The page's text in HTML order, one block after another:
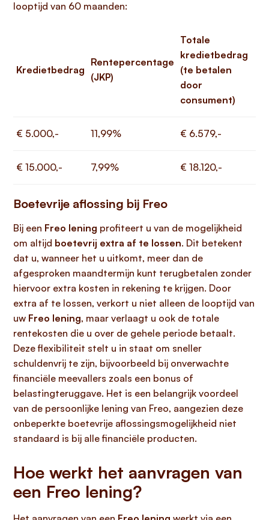
looptijd van 60 maanden:
Kredietbedrag
Rentepercentage
(JKP)
Totale
kredietbedrag
(te betalen
door
consument)
€ 5.000,- 11,99% € 6.579,-
€ 15.000,- 7,99% € 18.120,-
Boetevrije aflossing bij Freo
Bij een Freo lening profiteert u van de mogelijkheid
om altijd boetevrij extra af te lossen. Dit betekent
dat u, wanneer het u uitkomt, meer dan de
afgesproken maandtermijn kunt terugbetalen zonder
hiervoor extra kosten in rekening te krijgen. Door
extra af te lossen, verkort u niet alleen de looptijd van
uw Freo lening, maar verlaagt u ook de totale
rentekosten die u over de gehele periode betaalt.
Deze flexibiliteit stelt u in staat om sneller
schuldenvrij te zijn, bijvoorbeeld bij onverwachte
financiële meevallers zoals een bonus of
belastingteruggave. Het is een belangrijk voordeel
van de persoonlijke lening van Freo, aangezien deze
onbeperkte boetevrije aflossingsmogelijkheid niet
standaard is bij alle financiële producten.
Hoe werkt het aanvragen van
een Freo lening?